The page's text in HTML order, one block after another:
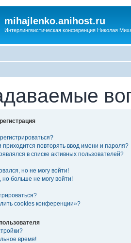
mihajlenko.anihost.ru
Интерлингвистическая конференция Николая
повторять ввод имени и пароля?
в списке активных пользователей?
но не могу войти!
но больше не могу войти!
cookies конференции»?
время!